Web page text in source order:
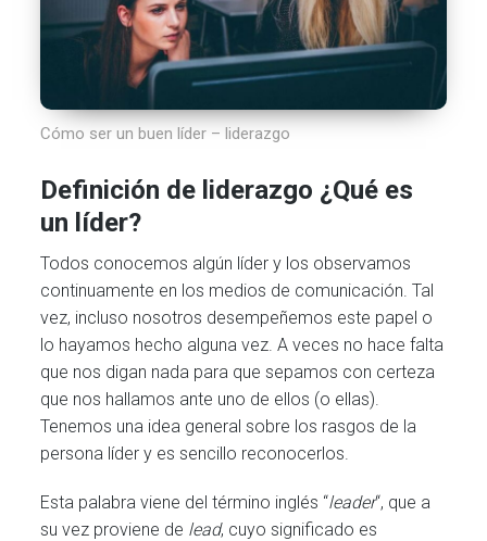
Cómo ser un buen líder – liderazgo
Definición de liderazgo ¿Qué es
un líder?
Todos conocemos algún líder y los observamos
continuamente en los medios de comunicación. Tal
vez, incluso nosotros desempeñemos este papel o
lo hayamos hecho alguna vez. A veces no hace falta
que nos digan nada para que sepamos con certeza
que nos hallamos ante uno de ellos (o ellas).
Tenemos una idea general sobre los rasgos de la
persona líder y es sencillo reconocerlos.
Esta palabra viene del término inglés “leader“, que a
su vez proviene de lead, cuyo significado es